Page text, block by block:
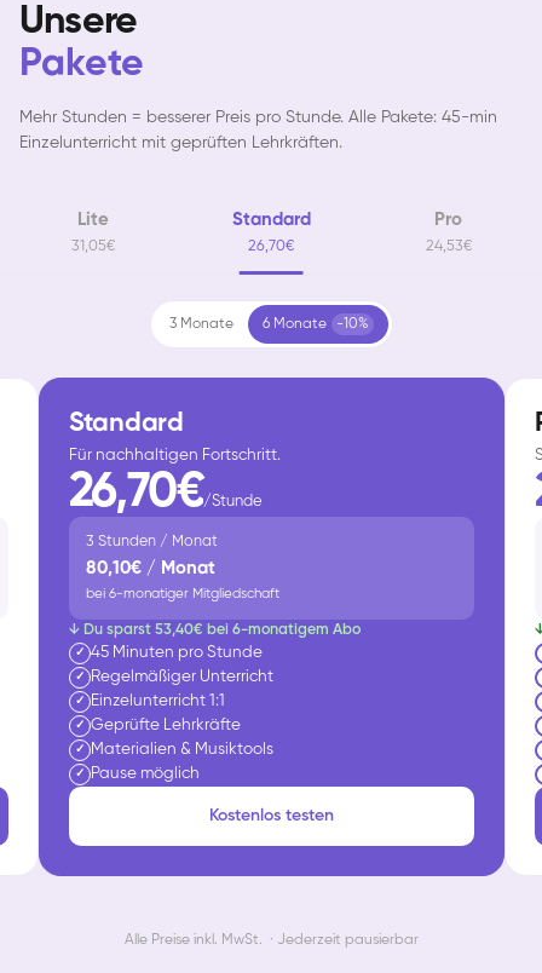
Unsere
Pakete
Mehr Stunden = besserer Preis pro Stunde. Alle Pakete: 45-min
Einzelunterricht mit geprüften Lehrkräften.
Lite
31,05€
Standard
26,70€
Pro
24,53€
3 Monate 6 Monate -10%
Standard
Für nachhaltigen Fortschritt.
26,70€/Stunde
3 Stunden / Monat
80,10€ / Monat
bei 6-monatiger Mitgliedschaft
↓ Du sparst 53,40€ bei 6-monatigem Abo
✓ 45 Minuten pro Stunde
✓ Regelmäßiger Unterricht
✓ Einzelunterricht 1:1
✓ Geprüfte Lehrkräfte
✓ Materialien & Musiktools
✓ Pause möglich
Kostenlos testen
Alle Preise inkl. MwSt. · Jederzeit pausierbar